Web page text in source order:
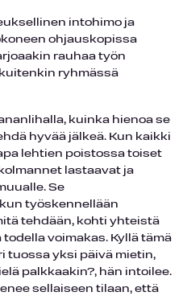
intohimo ja
ohjauskopissa
rauhaa työn
ryhmässä
kuinka hienoa se
hyvää jälkeä. Kun kaikki
lehtien poistossa toiset
lastaavat ja
Se
työskennellään
tehdään, kohti yhteistä
voimakas. Kyllä tämä
tuossa yksi päivä mietin,
palkkaakin?, hän intoilee.
sellaiseen tilaan, että